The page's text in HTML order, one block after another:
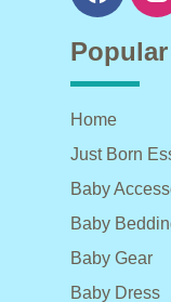
Home
Just Born
Baby
Baby
Baby Gear
Baby Dress